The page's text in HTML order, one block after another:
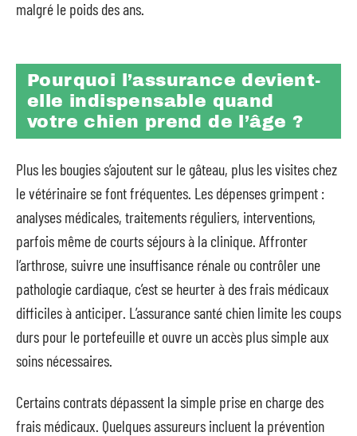
malgré le poids des ans.
Pourquoi l’assurance devient-
elle indispensable quand
votre chien prend de l’âge ?
Plus les bougies s’ajoutent sur le gâteau, plus les visites chez
le vétérinaire se font fréquentes. Les dépenses grimpent :
analyses médicales, traitements réguliers, interventions,
parfois même de courts séjours à la clinique. Affronter
l’arthrose, suivre une insuffisance rénale ou contrôler une
pathologie cardiaque, c’est se heurter à des frais médicaux
difficiles à anticiper. L’assurance santé chien limite les coups
durs pour le portefeuille et ouvre un accès plus simple aux
soins nécessaires.
Certains contrats dépassent la simple prise en charge des
frais médicaux. Quelques assureurs incluent la prévention